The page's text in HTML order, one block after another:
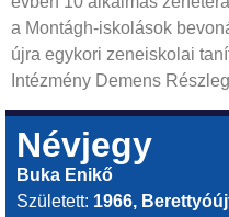
a Montágh-iskolások
újra egykori zeneiskolai
Intézmény Demens
Névjegy
Buka Enikő
Született: 1966,